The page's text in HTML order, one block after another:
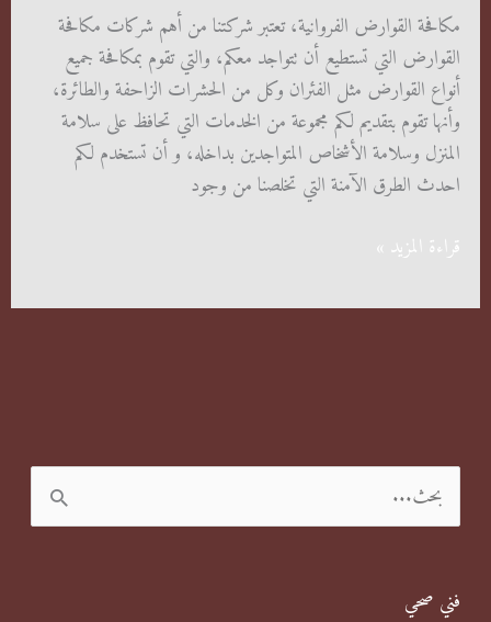
مكافحة القوارض الفروانية، تعتبر شركتنا من أهم شركات مكافحة
القوارض التي تستطيع أن تتواجد معكم، والتي تقوم بمكافحة جميع
أنواع القوارض مثل الفئران وكل من الحشرات الزاحفة والطائرة،
وأنها تقوم بتقديم لكم مجموعة من الخدمات التي تحافظ على سلامة
المنزل وسلامة الأشخاص المتواجدين بداخله، و أن تستخدم لكم
احدث الطرق الآمنة التي تخلصنا من وجود
مكافحة
الفروانية
قراءة المزيد »
ل
ح
فني صحي